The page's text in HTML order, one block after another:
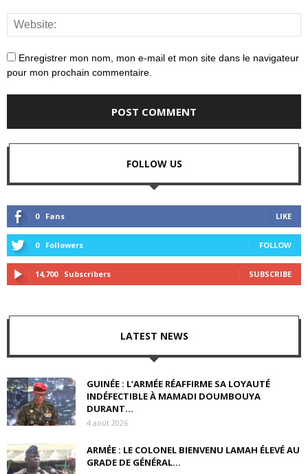
Enregistrer mon nom, mon e-mail et mon site dans le navigateur
pour mon prochain commentaire.
FOLLOW US
0 Fans LIKE
0 Followers FOLLOW
14,700 Subscribers SUBSCRIBE
LATEST NEWS
GUINÉE : L’ARMÉE RÉAFFIRME SA LOYAUTÉ
INDÉFECTIBLE À MAMADI DOUMBOUYA
DURANT...
4 août 2026
ARMÉE : LE COLONEL BIENVENU LAMAH ÉLEVÉ AU
GRADE DE GÉNÉRAL...